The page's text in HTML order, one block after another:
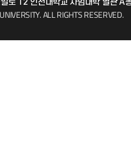
(FAQ)
ALL RIGHTS RESERVED.